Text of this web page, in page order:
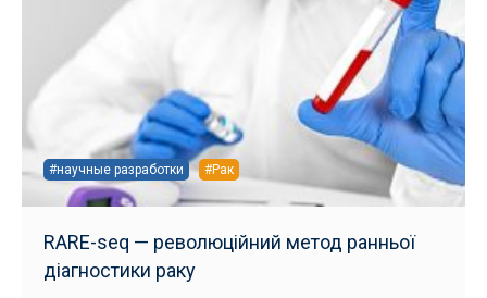
#научные разработки #Рак
RARE-seq — революційний метод ранньої
діагностики раку